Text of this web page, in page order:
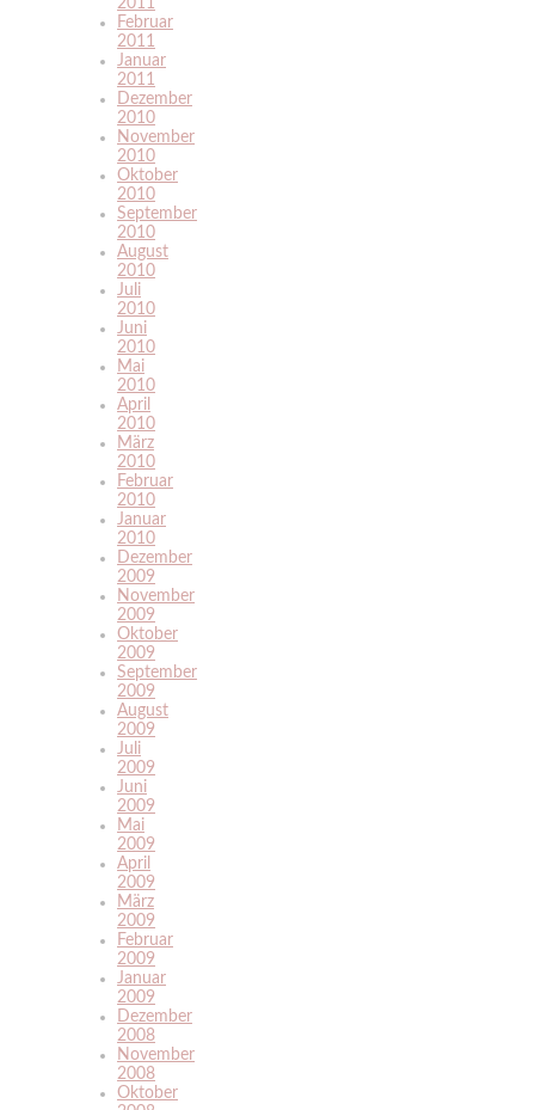
2011
Februar
2011
Januar
2011
Dezember
2010
November
2010
Oktober
2010
September
2010
August
2010
Juli
2010
Juni
2010
Mai
2010
April
2010
März
2010
Februar
2010
Januar
2010
Dezember
2009
November
2009
Oktober
2009
September
2009
August
2009
Juli
2009
Juni
2009
Mai
2009
April
2009
März
2009
Februar
2009
Januar
2009
Dezember
2008
November
2008
Oktober